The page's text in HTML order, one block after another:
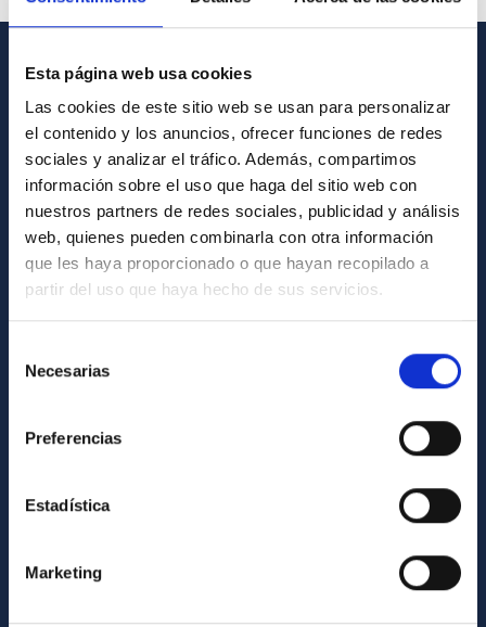
Esta página web usa cookies
Las cookies de este sitio web se usan para personalizar
el contenido y los anuncios, ofrecer funciones de redes
sociales y analizar el tráfico. Además, compartimos
información sobre el uso que haga del sitio web con
nuestros partners de redes sociales, publicidad y análisis
web, quienes pueden combinarla con otra información
que les haya proporcionado o que hayan recopilado a
partir del uso que haya hecho de sus servicios.
Necesarias
Preferencias
Estadística
Marketing
GENERAL INFORMATION
Contact
How to get to the IAC
List of personnel
Library
General register
Legislation
Forever IAC